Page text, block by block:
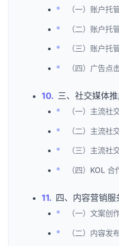
（一）账户托
（二）账户托
（三）账户托
（四）广告点
三、社交媒体
（一）主流社
（二）主流社
（三）主流社
（四）KOL 合
四、内容营销服
（一）文案创
（二）内容发